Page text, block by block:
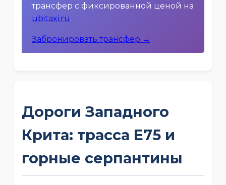
трансфер с фиксированной ценой на
ubitaxi.ru.
Забронировать трансфер →
Дороги Западного
Крита: трасса E75 и
горные серпантины